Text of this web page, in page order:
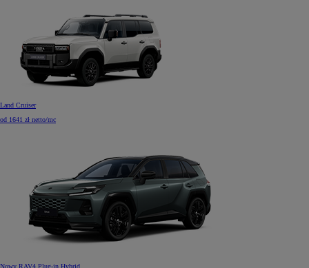
Land Cruiser
od 1641 zł netto/mc
Nowy RAV4 Plug-in Hybrid